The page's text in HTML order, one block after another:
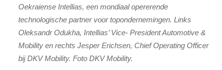
Oekraiense Intellias, een mondiaal opererende
technologische partner voor topondernemingen. Links
Oleksandr Odukha, Intellias’ Vice- President Automotive &
Mobility en rechts Jesper Erichsen, Chief Operating Officer
bij DKV Mobility. Foto DKV Mobility.